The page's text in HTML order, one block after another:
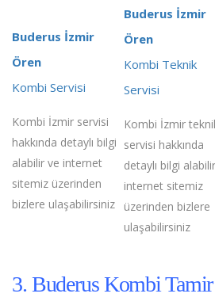
Buderus İzmir
Ören
Kombi Servisi
Kombi İzmir servisi
hakkında detaylı bilgi
alabilir ve internet
sitemiz üzerinden
bizlere ulaşabilirsiniz
Buderus İzmir
Ören
Kombi Teknik
Servisi
Kombi İzmir
servisi hakkında
detaylı bilgi
internet sitemiz
üzerinden bizlere
ulaşabilirsiniz
3. Buderus Kombi